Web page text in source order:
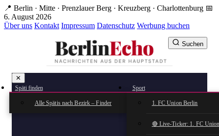
Zum
Hauptinhalt
springen
📍 Berlin · Mitte · Prenzlauer Berg · Kreuzberg · Charlottenburg 📅
6. August 2026
Über uns Kontakt Impressum Datenschutz Werbung buchen
BerlinEcho – Zur Startseite
✕
Späti finden
Alle Spätis nach Bezirk – Finder
Sport
1. FC Union Berlin
🔴 Live-Ticker: 1. FC
Suchen